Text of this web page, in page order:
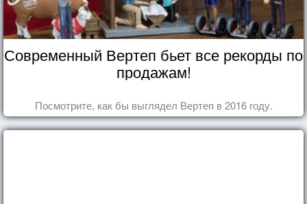
Современный Вертеп бьет все рекорды по
продажам!
Посмотрите, как бы выглядел Вертеп в 2016 году.